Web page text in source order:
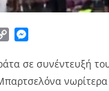
Copy
σε συνέντευξή